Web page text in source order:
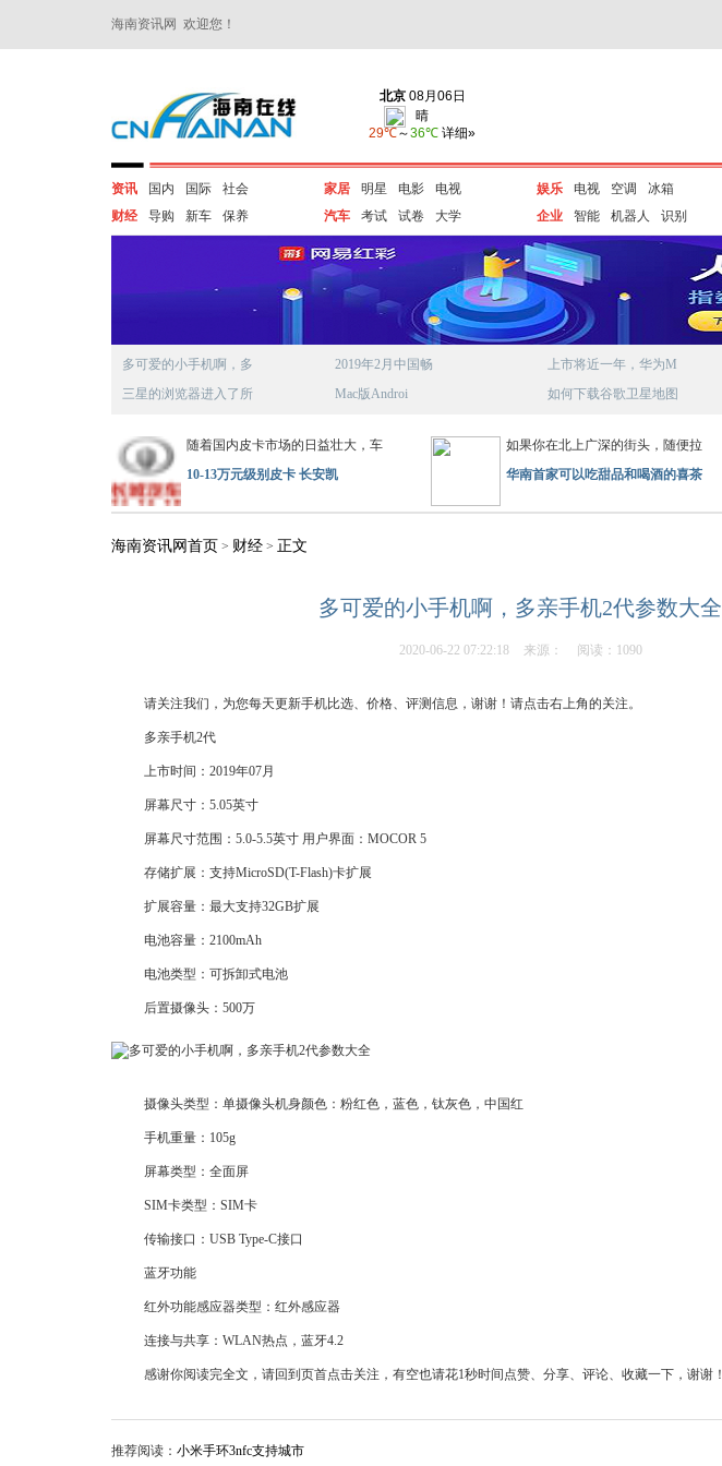
海南资讯网 欢迎您！
资讯 国内 国际
社会
财经
导购 新车 保养
家居 明星 电影
电视
汽车
考试 试卷 大学
娱乐 电视 空调
冰箱
企业
智能 机器人 识别
多可爱的小手机啊，多
三星的浏览器进入了所
2019年2月中国畅
Mac版Androi
上市将近一年，华为M
如何下载谷歌卫星地图
随着国内皮卡市场的日益壮大，车
10-13万元级别皮卡 长安凯
如果你在北上广深的街头，随便拉
华南首家可以吃甜品和喝酒的喜茶
海南资讯网首页 > 财经 > 正文
多可爱的小手机啊，多亲手机2代参数大全
2020-06-22 07:22:18 来源： 阅读：1090
请关注我们，为您每天更新手机比选、价格、评测信息，谢谢！请点击右上角的关注。
多亲手机2代
上市时间：2019年07月
屏幕尺寸：5.05英寸
屏幕尺寸范围：5.0-5.5英寸 用户界面：MOCOR 5
存储扩展：支持MicroSD(T-Flash)卡扩展
扩展容量：最大支持32GB扩展
电池容量：2100mAh
电池类型：可拆卸式电池
后置摄像头：500万
摄像头类型：单摄像头机身颜色：粉红色，蓝色，钛灰色，中国红
手机重量：105g
屏幕类型：全面屏
SIM卡类型：SIM卡
传输接口：USB Type-C接口
蓝牙功能
红外功能感应器类型：红外感应器
连接与共享：WLAN热点，蓝牙4.2
感谢你阅读完全文，请回到页首点击关注，有空也请花1秒时间点赞、分享、评论、收藏一下，谢谢！
推荐阅读： 小米手环3nfc支持城市